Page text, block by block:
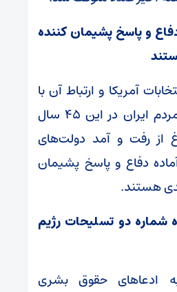
و پاسخ پشیمان کننده
آمریکا و ارتباط آن با
پاسخ ایران گفت: مردم ایران در این ۴۵ سال
از رفت و آمد دولت‌های
دفاع و پاسخ پشیمان
هستند.
شماره دو تسلیحات رژیم
ادعا‌های حقوق بشری